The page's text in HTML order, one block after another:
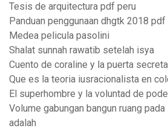
Tesis de arquitectura pdf peru
Panduan penggunaan dhgtk 2018 pdf
Medea pelicula pasolini
Shalat sunnah rawatib setelah isya
Cuento de coraline y la puerta secreta
Que es la teoria iusracionalista en
El superhombre y la voluntad de
Volume gabungan bangun ruang
adalah